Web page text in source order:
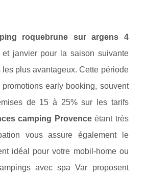
roquebrune sur argens 4
et janvier pour la saison suivante
plus avantageux. Cette période
early booking, souvent
de 15 à 25% sur les tarifs
camping Provenceétant très
vous assure également le
idéal pour votre mobil-home ou
avec spa Var proposent